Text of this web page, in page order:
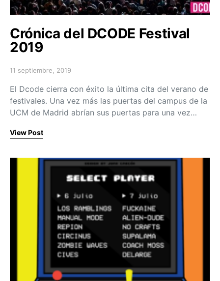
Crónica del DCODE Festival
2019
Posted on
11 septiembre, 2019
El Dcode cierra con éxito la última cita del verano de
festivales. Una vez más las puertas del campus de la
UCM de Madrid abrían sus puertas para una vez…
View Post